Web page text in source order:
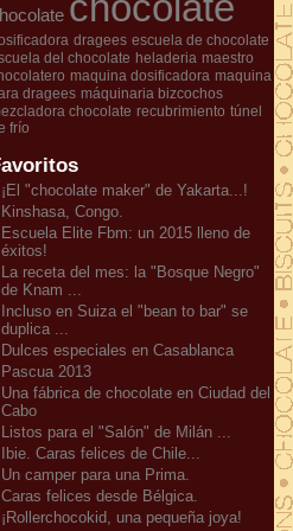
dragees escuela de chocolate
del chocolate heladeria maestro
maquina dosificadora maquina
dragees máquinaria bizcochos
chocolate recubrimiento túnel
frío
¡El "chocolate maker" de Yakarta...!
Kinshasa, Congo.
Escuela Elite Fbm: un 2015 lleno de
éxitos!
La receta del mes: la "Bosque Negro"
de Knam ...
Incluso en Suiza el "bean to bar" se
duplica ...
Dulces especiales en Casablanca
Pascua 2013
Una fábrica de chocolate en Ciudad del
Cabo
Listos para el "Salón" de Milán ...
Ibie. Caras felices de Chile...
Un camper para una Prima.
Caras felices desde Bélgica.
¡Rollerchocokid, una pequeña joya!